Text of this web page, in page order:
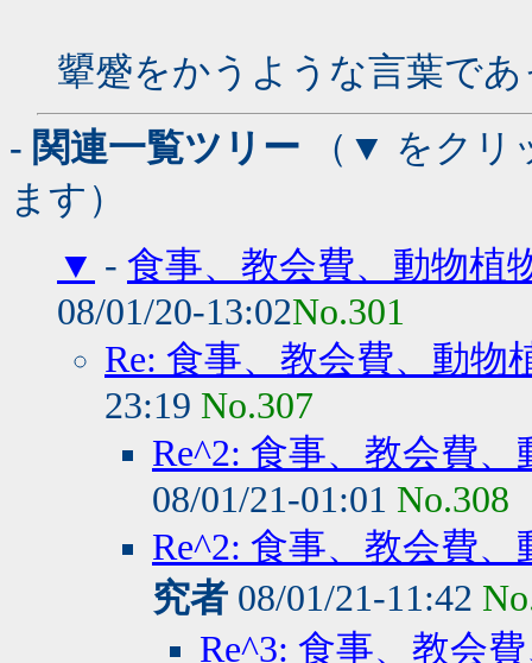
顰蹙をかうような言葉で
- 関連一覧ツリー （▼ をクリ
ます）
▼ - 食事、教会費、動物植
08/01/20-13:02No.301
Re: 食事、教会費、動物
23:19 No.307
Re^2: 食事、教会費
08/01/21-01:01 No.308
Re^2: 食事、教会費
究者 08/01/21-11:42
Re^3: 食事、教会